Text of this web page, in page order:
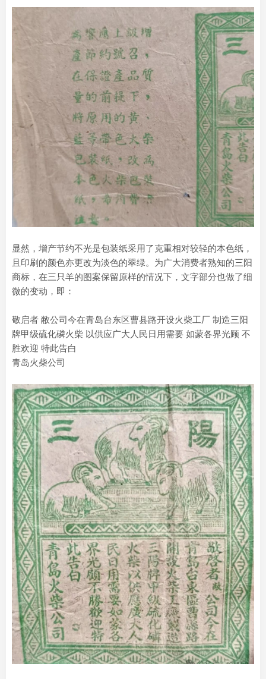
显然，增产节约不光是包装纸采用了克重相对较轻的本色纸，
且印刷的颜色亦更改为淡色的翠绿。为广大消费者熟知的三阳
商标，在三只羊的图案保留原样的情况下，文字部分也做了细
微的变动，即：
敬启者 敝公司今在青岛台东区曹县路开设火柴工厂 制造三阳
牌甲级硫化磷火柴 以供应广大人民日用需要 如蒙各界光顾 不
胜欢迎 特此告白
青岛火柴公司